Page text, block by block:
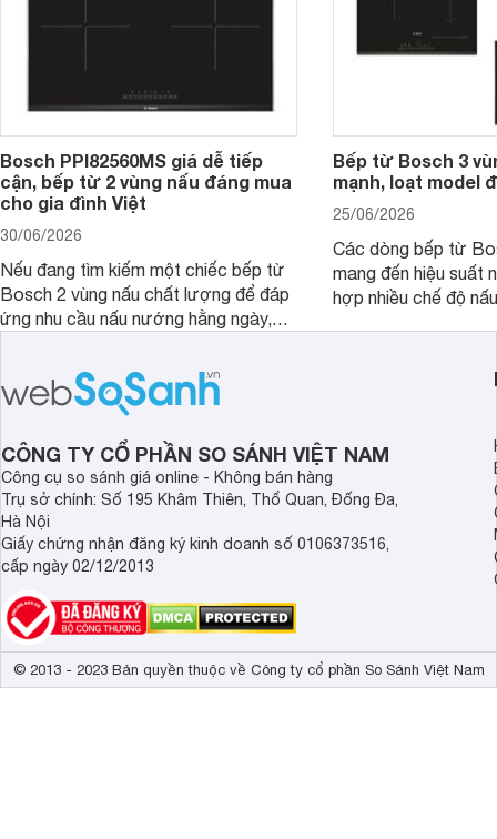
Bosch PPI82560MS giá dễ tiếp
cận, bếp từ 2 vùng nấu đáng mua
cho gia đình Việt
30/06/2026
Nếu đang tìm kiếm một chiếc bếp từ
Bosch 2 vùng nấu chất lượng để đáp
ứng nhu cầu nấu nướng hằng ngày,
chọn đáng cân nhắc.
Bếp từ Bosch 3
mạnh, loạt model
25/06/2026
Các dòng bếp từ
mang đến hiệu suất
hợp nhiều chế độ
vùng nấu đáng mua
CÔNG TY CỔ PHẦN SO SÁNH VIỆT NAM
Công cụ so sánh giá online - Không bán hàng
Trụ sở chính: Số 195 Khâm Thiên, Thổ Quan, Đống Đa,
Hà Nội
Giấy chứng nhận đăng ký kinh doanh số 0106373516,
cấp ngày 02/12/2013
© 2013 - 2023 Bản quyền thuộc về Công ty cổ phần So Sánh Việt Nam